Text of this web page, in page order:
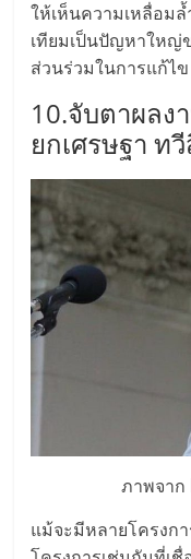
ให้เห็นความเหลื่อม
เทียมเป็นปัญหาใหญ่
ส่วนร่วมในการแก้ไข
10.จับตาผลง
ยกเศรษฐา ท
ภาพจาก
แม้จะมีหลายโครงก